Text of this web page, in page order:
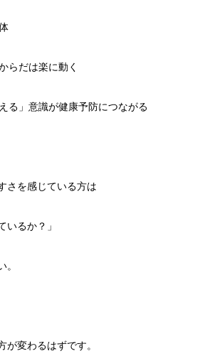
らだは楽に動く
る」意識が健康予防につながる
さを感じている方は
いるか？」
。
が変わるはずです。